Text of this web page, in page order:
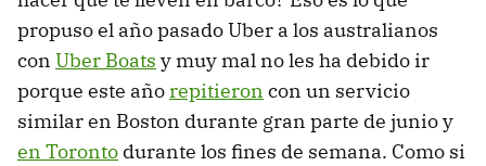
propuso el año pasado Uber a los australianos
con Uber Boats y muy mal no les ha debido ir
porque este añorepitieron con un servicio
similar en Boston durante gran parte de junio y
en Toronto durante los fines de semana. Como si